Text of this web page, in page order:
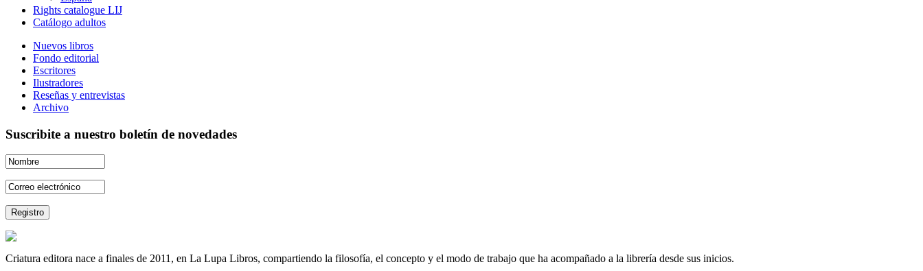
Rights catalogue LIJ
Catálogo adultos
Nuevos libros
Fondo editorial
Escritores
Ilustradores
Reseñas y entrevistas
Archivo
Suscribite a nuestro boletín de novedades
Criatura editora nace a finales de 2011, en La Lupa Libros, compartiendo la filosofía, el concepto y el modo de trabajo que ha acompañado a la librería desde sus inicios.